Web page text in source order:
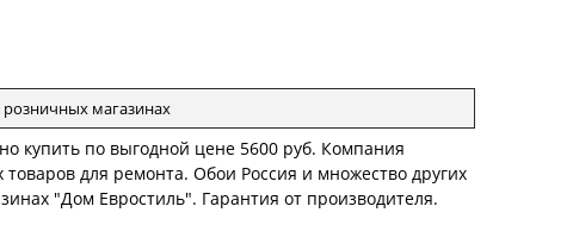
розничных магазинах
купить по выгодной цене 5600 руб. Компания
для ремонта. Обои Россия и множество других
"Дом Евростиль". Гарантия от производителя.